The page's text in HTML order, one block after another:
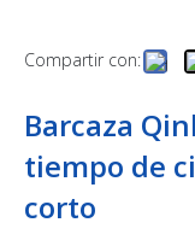
Compartir con:
Barcaza
tiempo de
corto